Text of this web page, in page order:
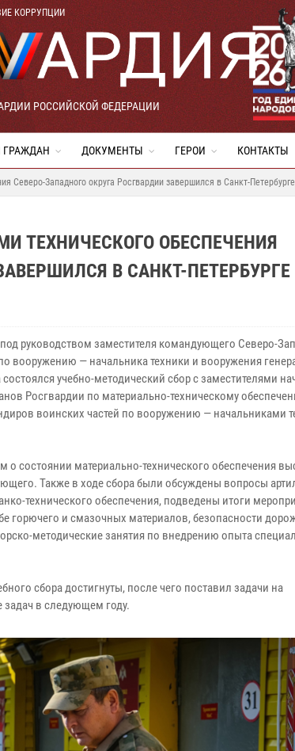
КОРРУПЦИИ
РОССИЙСКОЙ ФЕДЕРАЦИИ
ГРАЖДАН ДОКУМЕНТЫ ГЕРОИ КОНТАКТЫ
Северо-Западного округа Росгвардии завершился в Санкт-Петербурге
ТЕХНИЧЕСКОГО ОБЕСПЕЧЕНИЯ
В САНКТ-ПЕТЕРБУРГЕ
под руководством заместителя командующего Северо-
вооружению — начальника техники и вооружения
учебно-методический сбор с заместителями
Росгвардии по материально-техническому
воинских частей по вооружению — начальниками
состоянии материально-технического обеспечения
Также в ходе сбора были обсуждены вопросы
технического обеспечения, подведены итоги
горючего и смазочных материалов, безопасности
методические занятия по внедрению опыта
сбора достигнуты, после чего поставил задачи на
задач в следующем году.